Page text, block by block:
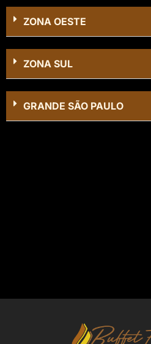
ZONA OESTE
ZONA SUL
GRANDE SÃO PAULO